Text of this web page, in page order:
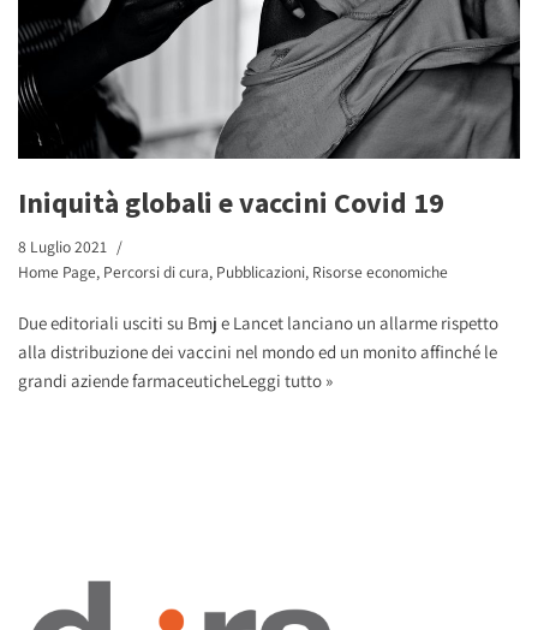
Iniquità globali e vaccini Covid 19
8 Luglio 2021
Home Page, Percorsi di cura, Pubblicazioni, Risorse economiche
Due editoriali usciti su Bmj e Lancet lanciano un allarme rispetto
alla distribuzione dei vaccini nel mondo ed un monito affinché le
grandi aziende farmaceuticheLeggi tutto »